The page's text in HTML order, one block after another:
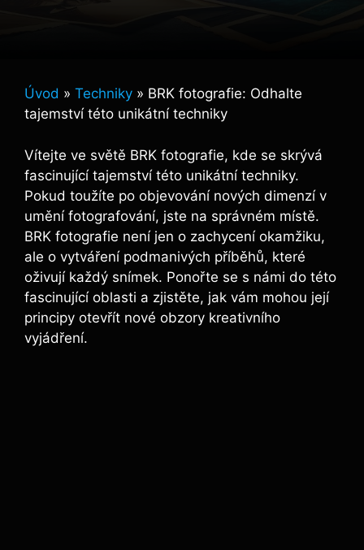
Úvod » Techniky » BRK fotografie: Odhalte
tajemství této unikátní techniky
Vítejte ve světě BRK‍ fotografie, kde se skrývá
fascinující tajemství ‍této unikátní techniky.
Pokud toužíte po ⁢objevování‌ nových dimenzí v
umění⁤ fotografování, ⁤jste na správném⁤ místě.
BRK⁣ fotografie není jen o⁢ zachycení okamžiku,
ale o vytváření podmanivých příběhů, ⁣které
⁤oživují každý snímek. Ponořte se s námi ⁣do⁢ této
fascinující oblasti a zjistěte, jak vám mohou ⁣její
principy otevřít nové obzory kreativního
vyjádření.